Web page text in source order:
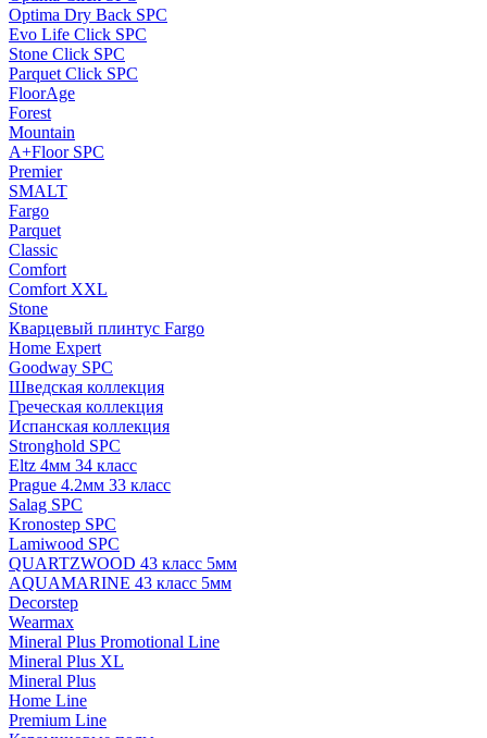
Optima Dry Back SPC
Evo Life Click SPC
Stone Click SPC
Parquet Click SPC
FloorAge
Forest
Mountain
A+Floor SPC
Premier
SMALT
Fargo
Parquet
Classic
Comfort
Comfort XXL
Stone
Кварцевый плинтус Fargo
Home Expert
Goodway SPC
Шведская коллекция
Греческая коллекция
Испанская коллекция
Stronghold SPC
Eltz 4мм 34 класс
Prague 4.2мм 33 класс
Salag SPC
Kronostep SPC
Lamiwood SPC
QUARTZWOOD 43 класс 5мм
AQUAMARINE 43 класс 5мм
Decorstep
Wearmax
Mineral Plus Promotional Line
Mineral Plus XL
Mineral Plus
Home Line
Premium Line